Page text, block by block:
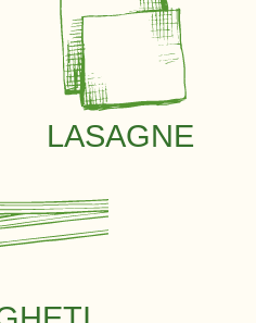
LASAGNE